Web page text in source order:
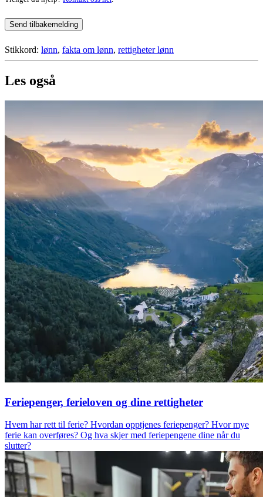
Send tilbakemelding
Stikkord: lønn, fakta om lønn, rettigheter lønn
Les også
Feriepenger, ferieloven og dine rettigheter
Hvem har rett til ferie? Hvordan opptjenes feriepenger? Hvor mye
ferie kan overføres? Og hva skjer med feriepengene dine når du
slutter?